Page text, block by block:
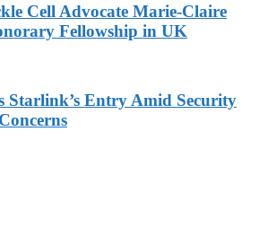
Cell Advocate Marie-Claire
Fellowship in UK
Starlink’s Entry Amid Security